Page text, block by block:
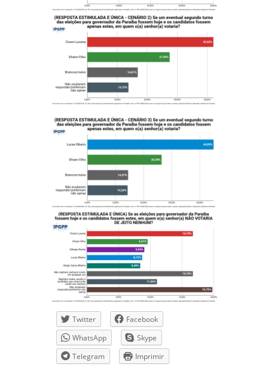
Twitter
Facebook
WhatsApp
Skype
Telegram
Imprimir